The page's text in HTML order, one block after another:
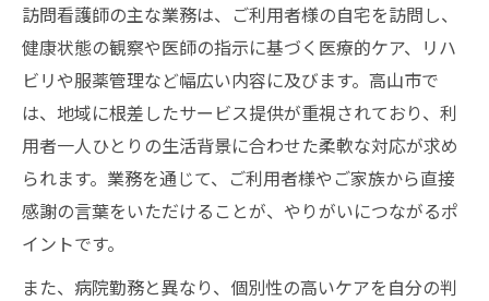
訪問看護師の主な業務は、ご利用者様の自宅を訪問し、
健康状態の観察や医師の指示に基づく医療的ケア、リハ
ビリや服薬管理など幅広い内容に及びます。高山市で
は、地域に根差したサービス提供が重視されており、利
用者一人ひとりの生活背景に合わせた柔軟な対応が求め
られます。業務を通じて、ご利用者様やご家族から直接
感謝の言葉をいただけることが、やりがいにつながるポ
イントです。
また、病院勤務と異なり、個別性の高いケアを自分の判